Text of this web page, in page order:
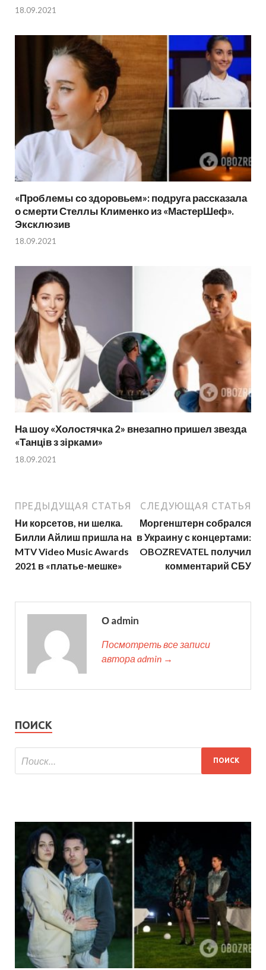
18.09.2021
«Проблемы со здоровьем»: подруга рассказала
о смерти Стеллы Клименко из «МастерШеф».
Эксклюзив
18.09.2021
На шоу «Холостячка 2» внезапно пришел звезда
«Танців з зірками»
18.09.2021
ПРЕДЫДУЩАЯ СТАТЬЯ
Ни корсетов, ни шелка.
Билли Айлиш пришла на
MTV Video Music Awards
2021 в «платье-мешке»
СЛЕДУЮЩАЯ СТАТЬЯ
Моргенштерн собрался
в Украину с концертами:
OBOZREVATEL получил
комментарий СБУ
О admin
Посмотреть все записи
автора admin →
ПОИСК